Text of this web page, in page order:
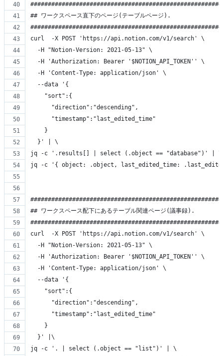
#######################################################
## ワークスペース直下のページ(テーブルページ).
#######################################################
curl  -X POST 'https://api.notion.com/v1/search' \
  -H "Notion-Version: 2021-05-13" \
  -H 'Authorization: Bearer '$NOTION_API_TOKEN'' \
  -H 'Content-Type: application/json' \
  --data '{
    "sort":{
      "direction":"descending",
      "timestamp":"last_edited_time"
    }
  }' | \
jq -c '.results[] | select (.object == "database")' | \
jq -c '{ object: .object, last_edited_time:
#######################################################
## ワークスペース配下にあるテーブル関連ページ(議事録).
#######################################################
curl  -X POST 'https://api.notion.com/v1/search' \
  -H "Notion-Version: 2021-05-13" \
  -H 'Authorization: Bearer '$NOTION_API_TOKEN'' \
  -H 'Content-Type: application/json' \
  --data '{
    "sort":{
      "direction":"descending",
      "timestamp":"last_edited_time"
    }
  }' |\
jq -c '. | select (.object == "list")' | \